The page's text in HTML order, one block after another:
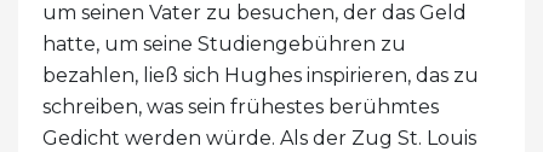
um seinen Vater zu besuchen, der das Geld
hatte, um seine Studiengebühren zu
bezahlen, ließ sich Hughes inspirieren, das zu
schreiben, was sein frühestes berühmtes
Gedicht werden würde. Als der Zug St. Louis